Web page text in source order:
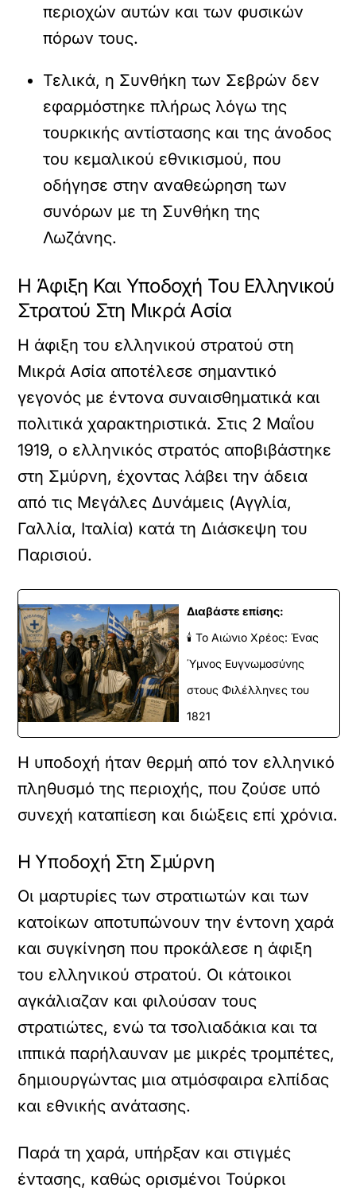
περιοχών αυτών και των φυσικών
πόρων τους.
Τελικά, η Συνθήκη των Σεβρών δεν
εφαρμόστηκε πλήρως λόγω της
τουρκικής αντίστασης και της άνοδος
του κεμαλικού εθνικισμού, που
οδήγησε στην αναθεώρηση των
συνόρων με τη Συνθήκη της
Λωζάνης.
Η Άφιξη Και Υποδοχή Του Ελληνικού
Στρατού Στη Μικρά Ασία
Η άφιξη του ελληνικού στρατού στη
Μικρά Ασία αποτέλεσε σημαντικό
γεγονός με έντονα συναισθηματικά και
πολιτικά χαρακτηριστικά. Στις 2 Μαΐου
1919, ο ελληνικός στρατός αποβιβάστηκε
στη Σμύρνη, έχοντας λάβει την άδεια
από τις Μεγάλες Δυνάμεις (Αγγλία,
Γαλλία, Ιταλία) κατά τη Διάσκεψη του
Παρισιού.
Διαβάστε επίσης:
🕯️ Το Αιώνιο Χρέος: Ένας
Ύμνος Ευγνωμοσύνης
στους Φιλέλληνες του
1821
Η υποδοχή ήταν θερμή από τον ελληνικό
πληθυσμό της περιοχής, που ζούσε υπό
συνεχή καταπίεση και διώξεις επί χρόνια.
Η Υποδοχή Στη Σμύρνη
Οι μαρτυρίες των στρατιωτών και των
κατοίκων αποτυπώνουν την έντονη χαρά
και συγκίνηση που προκάλεσε η άφιξη
του ελληνικού στρατού. Οι κάτοικοι
αγκάλιαζαν και φιλούσαν τους
στρατιώτες, ενώ τα τσολιαδάκια και τα
ιππικά παρήλαυναν με μικρές τρομπέτες,
δημιουργώντας μια ατμόσφαιρα ελπίδας
και εθνικής ανάτασης.
Παρά τη χαρά, υπήρξαν και στιγμές
έντασης, καθώς ορισμένοι Τούρκοι